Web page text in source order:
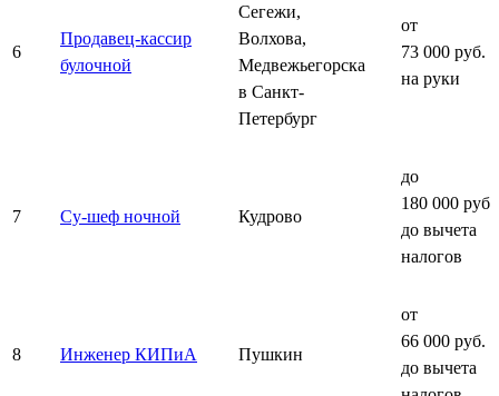
6
Продавец-кассир
булочной
Сегежи,
Волхова,
Медвежьегорска
в Санкт-
Петербург
от
73 000 руб.
на руки
7 Су-шеф ночной Кудрово
до
180 000 руб.
до вычета
налогов
8 Инженер КИПиА Пушкин
от
66 000 руб.
до вычета